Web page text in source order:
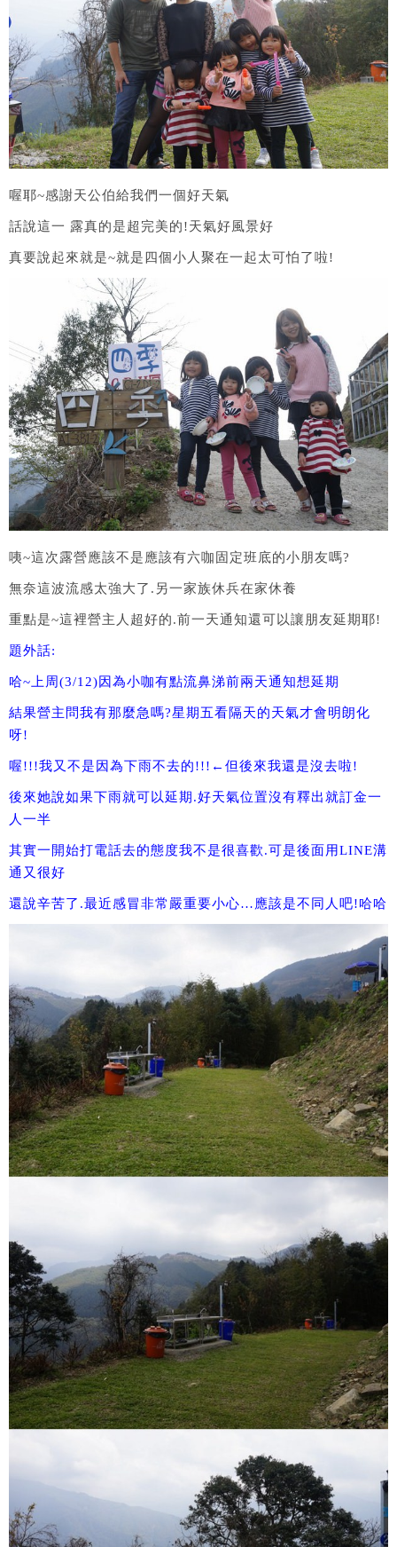
喔耶~感謝天公伯給我們一個好天氣
話說這一 露真的是超完美的!天氣好風景好
真要說起來就是~就是四個小人聚在一起太可怕了啦!
咦~這次露營應該不是應該有六咖固定班底的小朋友嗎?
無奈這波流感太強大了.另一家族休兵在家休養
重點是~這裡營主人超好的.前一天通知還可以讓朋友延期耶!
題外話:
哈~上周(3/12)因為小咖有點流鼻涕前兩天通知想延期
結果營主問我有那麼急嗎?星期五看隔天的天氣才會明朗化
呀!
喔!!!我又不是因為下雨不去的!!!←但後來我還是沒去啦!
後來她說如果下雨就可以延期.好天氣位置沒有釋出就訂金一
人一半
其實一開始打電話去的態度我不是很喜歡.可是後面用LINE溝
通又很好
還說辛苦了.最近感冒非常嚴重要小心…應該是不同人吧!哈哈